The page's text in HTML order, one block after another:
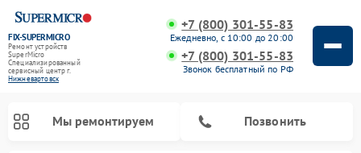
FIX-SUPERMICRO
Ремонт устройств
SuperMicro
Специализированный
cервисный центр г.
Нижневартовск
+7 (800) 301-55-83
Ежедневно, с 10:00 до 20:00
+7 (800) 301-55-83
Звонок бесплатный по РФ
Мы ремонтируем Позвонить